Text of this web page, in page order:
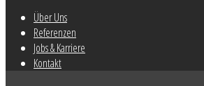
Über Uns
Referenzen
Jobs & Karriere
Kontakt